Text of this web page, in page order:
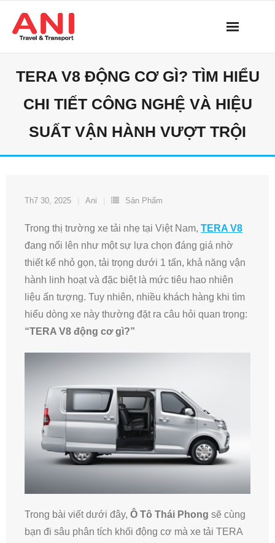
content
TERA V8 ĐỘNG CƠ GÌ? TÌM HIỂU
CHI TIẾT CÔNG NGHỆ VÀ HIỆU
SUẤT VẬN HÀNH VƯỢT TRỘI
Th7 30, 2025 Ani Sản Phẩm
Trong thị trường xe tải nhẹ tại Việt Nam, TERA V8
đang nổi lên như một sự lựa chọn đáng giá nhờ
thiết kế nhỏ gọn, tải trọng dưới 1 tấn, khả năng vận
hành linh hoạt và đặc biệt là mức tiêu hao nhiên
liệu ấn tượng. Tuy nhiên, nhiều khách hàng khi tìm
hiểu dòng xe này thường đặt ra câu hỏi quan trọng:
“TERA V8 động cơ gì?”
Trong bài viết dưới đây, Ô Tô Thái Phong sẽ cùng
bạn đi sâu phân tích khối động cơ mà xe tải TERA